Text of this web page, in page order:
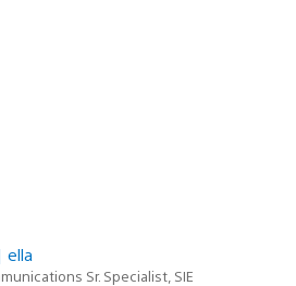
ella
Sr. Specialist, SIE